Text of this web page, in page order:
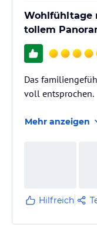
Wohlfühltage
tollem
Das
voll entsprochen.
Mehr anzeigen
Hilfreich